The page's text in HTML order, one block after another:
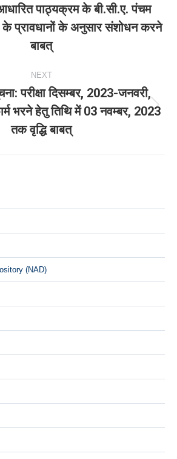
Previous
post:
पाठ्यक्रम के बी.सी.ए. पंचम
प्रावधानों के अनुसार संशोधन करने
बाबत्
NEXT
Next
post:
परीक्षा दिसम्‍बर, 2023-जनवरी,
भरने हेतु तिथि में 03 नवम्‍बर, 2023
तक वृद्धि बाबत्
(NAD)